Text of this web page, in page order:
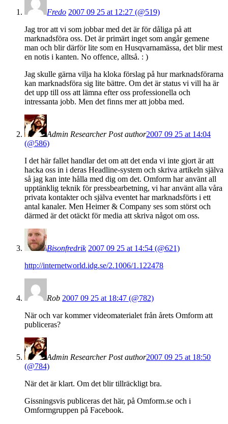
Fredo 2007 09 25 at 12:27 (@519)
Jag tror att vi som jobbar med det är för dåliga på att
marknadsföra oss. Det är primärt inget som angår gemene
man och blir därför lite som en Husqvarnamässa, det blir mest
en notis i kanten. No offence, alltså. : )
Jag skulle gärna vilja ha kloka förslag på hur marknadsförarna
kan marknadsföra sig lite bättre. Om det är status vi vill ha är
det upp till oss att lämna efter oss professionella och
intressanta jobb. Men det finns mer att jobba med.
Admin Researcher Post author2007 09 25 at 14:04
(@586)
I det här fallet handlar det om att det enda vi inte gjort är att
hacka oss in i deras Headline-system och skriva artikeln själva
så jag kan inte hålla med dig om det. Omform har använt all
upptänklig teknik för pressbearbetning, vi har använt alla våra
privata kontakter och själva eventet har marknadsförts i ett
antal kanaler. Men Heimer & Company ses som störst och
därmed är det otäckt för media att skriva något om oss.
Bisonfredrik 2007 09 25 at 14:54 (@621)
http://internetworld.idg.se/2.1006/1.122478
Rob 2007 09 25 at 18:47 (@782)
När och var kommer videomaterialet från årets Omform att
publiceras?
Admin Researcher Post author2007 09 25 at 18:50
(@784)
När det är klart. Om det blir tillräckligt bra.
Gissningsvis publiceras det här, på Omform.se och i
Omformgruppen på Facebook.